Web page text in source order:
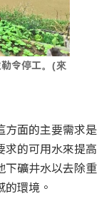
令停工。(來
方面的主要需求是
求的可用水來提高
下礦井水以去除重
環境。